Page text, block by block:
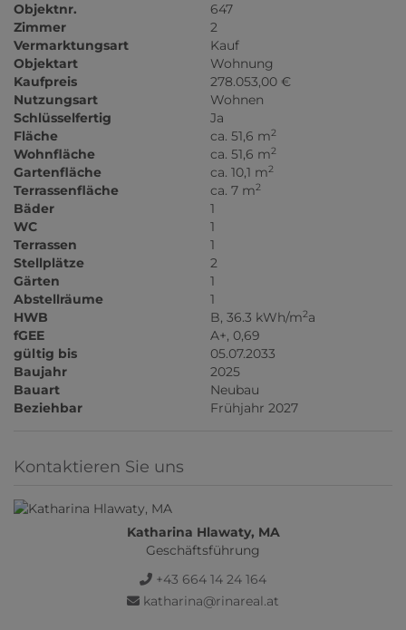
Objektnr.
647
Zimmer
2
Vermarktungsart
Kauf
Objektart
Wohnung
Kaufpreis
278.053,00 €
Nutzungsart
Wohnen
Schlüsselfertig
Ja
Fläche
ca. 51,6 m2
Wohnfläche ca. 51,6 m2
Gartenfläche ca. 10,1 m2
Terrassenfläche ca. 7 m2
Bäder
1
WC
1
Terrassen
1
Stellplätze
2
Gärten
1
Abstellräume
1
HWB
B, 36.3 kWh/m2a
fGEE
A+, 0,69
gültig bis
05.07.2033
Baujahr
2025
Bauart
Neubau
Beziehbar
Frühjahr 2027
Kontaktieren Sie uns
Katharina Hlawaty, MA
Geschäftsführung
+43 664 14 24 164
katharina@rinareal.at